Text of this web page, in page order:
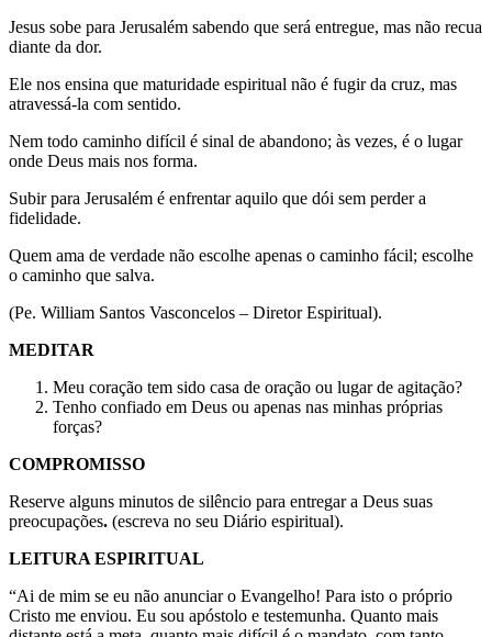
Jesus sobe para Jerusalém sabendo que será entregue, mas não recua
diante da dor.
Ele nos ensina que maturidade espiritual não é fugir da cruz, mas
atravessá-la com sentido.
Nem todo caminho difícil é sinal de abandono; às vezes, é o lugar
onde Deus mais nos forma.
Subir para Jerusalém é enfrentar aquilo que dói sem perder a
fidelidade.
Quem ama de verdade não escolhe apenas o caminho fácil; escolhe
o caminho que salva.
(Pe. William Santos Vasconcelos – Diretor Espiritual).
MEDITAR
Meu coração tem sido casa de oração ou lugar de agitação?
Tenho confiado em Deus ou apenas nas minhas próprias
forças?
COMPROMISSO
Reserve alguns minutos de silêncio para entregar a Deus suas
preocupações. (escreva no seu Diário espiritual).
LEITURA ESPIRITUAL
“Ai de mim se eu não anunciar o Evangelho! Para isto o próprio
Cristo me enviou. Eu sou apóstolo e testemunha. Quanto mais